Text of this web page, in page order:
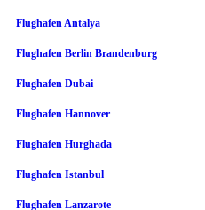
Flughafen Antalya
Flughafen Berlin Brandenburg
Flughafen Dubai
Flughafen Hannover
Flughafen Hurghada
Flughafen Istanbul
Flughafen Lanzarote